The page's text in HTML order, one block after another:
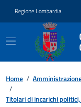
Regione Lombardia
Home /
/
Titolari di incarichi